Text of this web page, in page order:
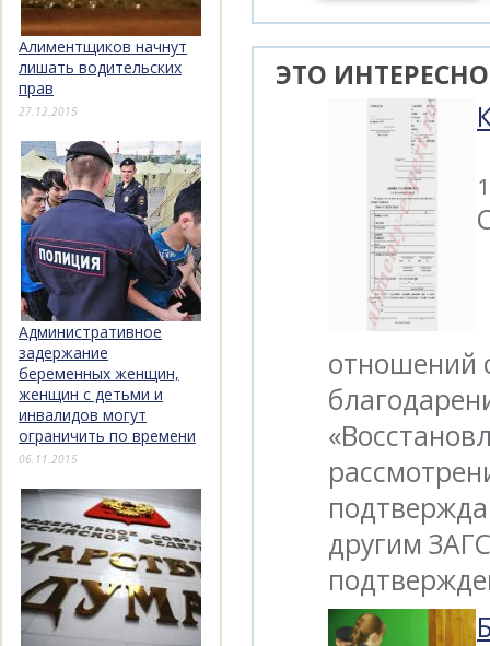
ЭТО ИНТЕРЕСНО
отношений
другим
Алиментщиков начнут
лишать водительских
прав
27.12.2015
Административное
задержание
беременных женщин,
женщин с детьми и
инвалидов могут
ограничить по времени
06.11.2015